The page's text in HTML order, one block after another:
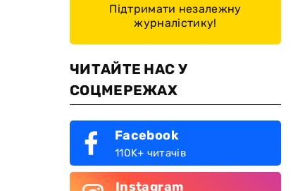
Підтримати незалежну
журналістику!
ЧИТАЙТЕ НАС У
СОЦМЕРЕЖАХ
Facebook
110K+ читачів
Instagram